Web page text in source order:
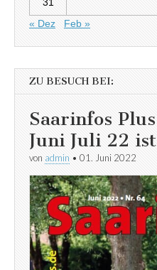
« Dez
Feb »
ZU BESUCH BEI:
Saarinfos
Juni Juli 22
von admin • 01. Juni 2022